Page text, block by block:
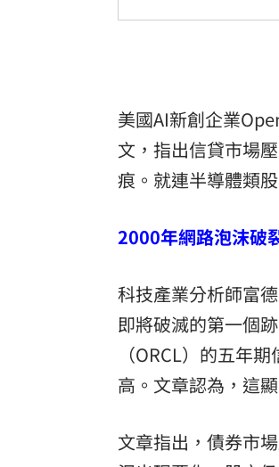
美國AI新創企業
文，指出信貸市場
痕。就連半導體類
2000年網路泡沫破
科技產業分析師富
即將破滅的第一個
（ORCL）的五年
高。文章認為，這
文章指出，債券市